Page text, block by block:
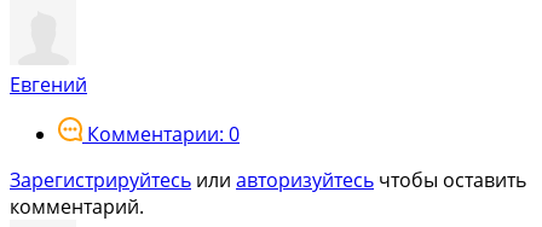
Евгений
Комментарии: 0
Зарегистрируйтесь или авторизуйтесь чтобы оставить
комментарий.